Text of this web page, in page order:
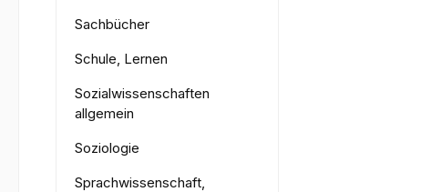
Sachbücher
Schule, Lernen
Sozialwissenschaften
allgemein
Soziologie
Sprachwissenschaft,